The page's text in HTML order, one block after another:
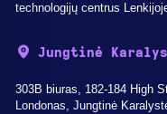
technologijų centrus
Jungtinė
303B biuras, 182-184 High
Londonas, Jungtinė